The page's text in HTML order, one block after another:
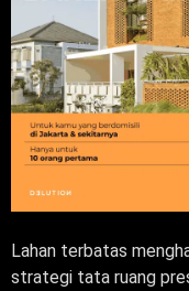
Lahan terbatas
strategi tata ruang